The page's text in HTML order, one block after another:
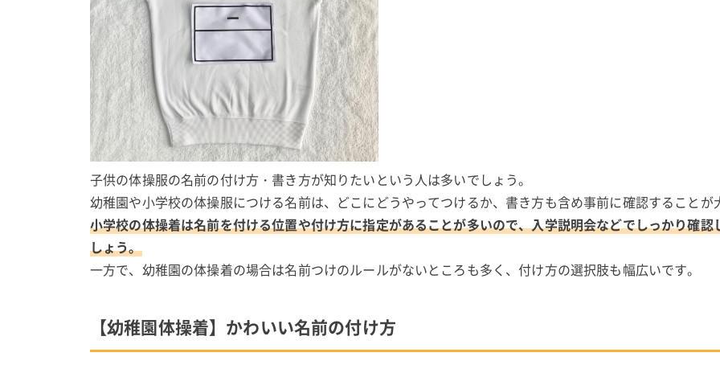
子供の体操服の名前の付け方・書き方が知りたいという人は多いでしょう。
幼稚園や小学校の体操服につける名前は、どこにどうやってつけるか、書き方も含め事前に確認することが
小学校の体操着は名前を付ける位置や付け方に指定があることが多いので、入学説明会などでしっかり確認
しょう。
一方で、幼稚園の体操着の場合は名前つけのルールがないところも多く、付け方の選択肢も幅広いです。
【幼稚園体操着】かわいい名前の付け方